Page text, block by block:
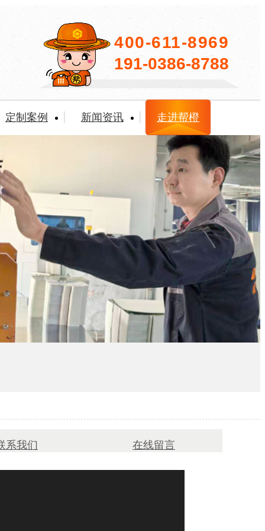
400-611-8969
191-0386-8788
定制案例 新闻资讯 走进帮橙
系我们 在线留言